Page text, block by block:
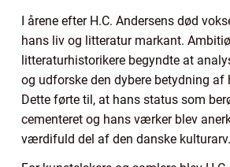
I årene efter H.C. Andersens død
hans liv og litteratur markant.
litteraturhistorikere begyndte at
og udforske den dybere betydning af
Dette førte til, at hans status som
cementeret og hans værker blev
værdifuld del af den danske kulturarv.